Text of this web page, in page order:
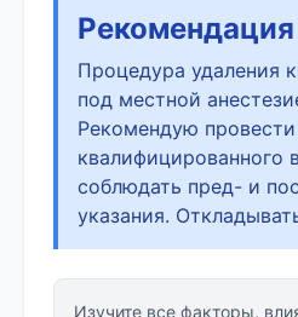
Рекомендация
Процедура удаления
под местной
Рекомендую
квалифицированного
соблюдать пред- и
указания.
Изучите все факторы,